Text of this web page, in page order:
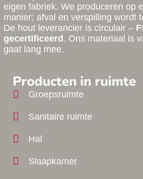
Producten in ruimte
Groepsruimte
Sanitaire ruimte
Hal
Slaapkamer
eigen fabriek. We produceren op
manier; afval en verspilling wordt
De hout leverancier is circulair –
gecertificeerd . Ons materiaal is
gaat lang mee.